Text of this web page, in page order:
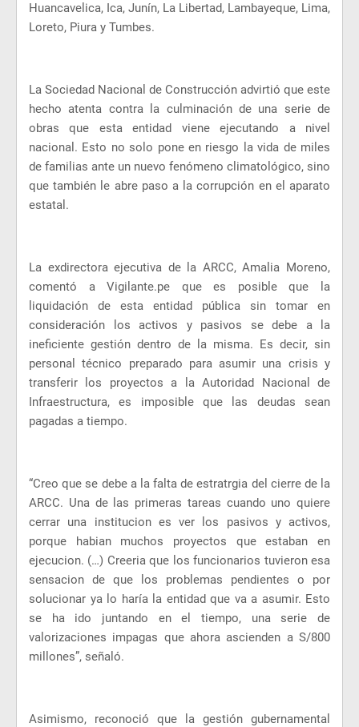
Huancavelica, Ica, Junín, La Libertad, Lambayeque, Lima,
Loreto, Piura y Tumbes.
La Sociedad Nacional de Construcción advirtió que este
hecho atenta contra la culminación de una serie de
obras que esta entidad viene ejecutando a nivel
nacional. Esto no solo pone en riesgo la vida de miles
de familias ante un nuevo fenómeno climatológico, sino
que también le abre paso a la corrupción en el aparato
estatal.
La exdirectora ejecutiva de la ARCC, Amalia Moreno,
comentó a Vigilante.pe que es posible que la
liquidación de esta entidad pública sin tomar en
consideración los activos y pasivos se debe a la
ineficiente gestión dentro de la misma. Es decir, sin
personal técnico preparado para asumir una crisis y
transferir los proyectos a la Autoridad Nacional de
Infraestructura, es imposible que las deudas sean
pagadas a tiempo.
“Creo que se debe a la falta de estratrgia del cierre de la
ARCC. Una de las primeras tareas cuando uno quiere
cerrar una institucion es ver los pasivos y activos,
porque habian muchos proyectos que estaban en
ejecucion. (…) Creeria que los funcionarios tuvieron esa
sensacion de que los problemas pendientes o por
solucionar ya lo haría la entidad que va a asumir. Esto
se ha ido juntando en el tiempo, una serie de
valorizaciones impagas que ahora ascienden a S/800
millones”, señaló.
Asimismo, reconoció que la gestión gubernamental